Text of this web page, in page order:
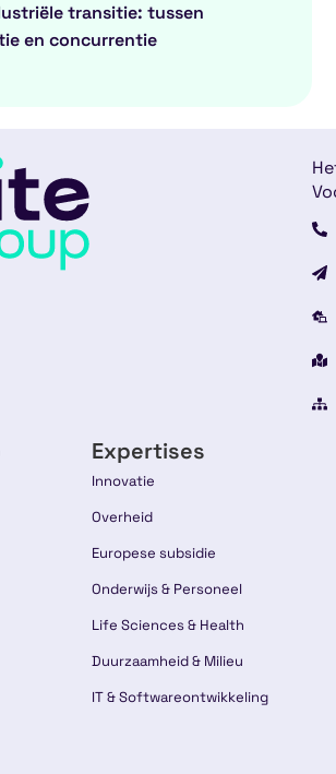
transitie: tussen
en concurrentie
Expertises
Innovatie
Overheid
Europese subsidie
Onderwijs & Personeel
Life Sciences & Health
Duurzaamheid & Milieu
IT & Softwareontwikkeling